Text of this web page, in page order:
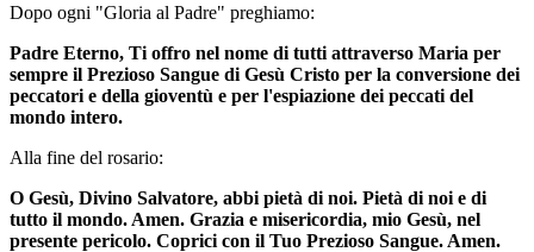
Dopo ogni "Gloria al Padre" preghiamo:
Padre Eterno, Ti offro nel nome di tutti attraverso Maria per
sempre il Prezioso Sangue di Gesù Cristo per la conversione dei
peccatori e della gioventù e per l'espiazione dei peccati del
mondo intero.
Alla fine del rosario:
O Gesù, Divino Salvatore, abbi pietà di noi. Pietà di noi e di
tutto il mondo. Amen. Grazia e misericordia, mio Gesù, nel
presente pericolo. Coprici con il Tuo Prezioso Sangue. Amen.